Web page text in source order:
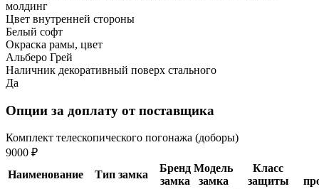
молдинг
Цвет внутренней стороны
Белый софт
Окраска рамы, цвет
Альберо Грей
Наличник декоративный поверх стального
Да
Опции за доплату от поставщика
Комплект телескопического погонажа (доборы)
9000 ₽
Наименование
Тип замка
Бренд
замка
Модель
замка
Класс
защиты